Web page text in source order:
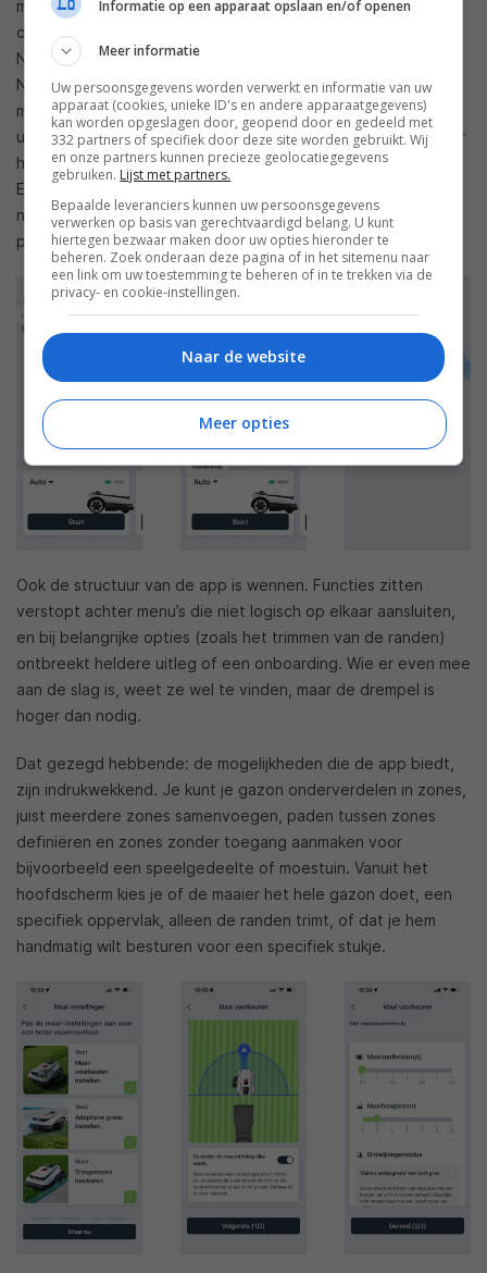
meteen het probleem: het is een drukke, weinig
overzichtelijke app die duidelijk niet primair voor de
Nederlandse markt is ontwikkeld. De vertaling naar het
Nederlands is op zijn best inconsistent en op het slechtste
moment letterlijk onbegrijpelijk. Sommige termen lijken direct
uit het Chinees vertaald en zeggen de gemiddelde gebruiker
helemaal niets. Pas na contact met een productmanager van
Ecovacs werden mij verschillende functies duidelijk – dat zou
niet nodig moeten zijn bij een consumentenproduct in deze
prijsklasse.
Ook de structuur van de app is wennen. Functies zitten
verstopt achter menu’s die niet logisch op elkaar aansluiten,
en bij belangrijke opties (zoals het trimmen van de randen)
ontbreekt heldere uitleg of een onboarding. Wie er even mee
aan de slag is, weet ze wel te vinden, maar de drempel is
hoger dan nodig.
Dat gezegd hebbende: de mogelijkheden die de app biedt,
zijn indrukwekkend. Je kunt je gazon onderverdelen in zones,
juist meerdere zones samenvoegen, paden tussen zones
definiëren en zones zonder toegang aanmaken voor
bijvoorbeeld een speelgedeelte of moestuin. Vanuit het
hoofdscherm kies je of de maaier het hele gazon doet, een
specifiek oppervlak, alleen de randen trimt, of dat je hem
handmatig wilt besturen voor een specifiek stukje.
Informatie op een apparaat opslaan en/of openen
Meer informatie
Uw persoonsgegevens worden verwerkt en informatie van uw
apparaat (cookies, unieke ID's en andere apparaatgegevens)
kan worden opgeslagen door, geopend door en gedeeld met
332 partners of specifiek door deze site worden gebruikt. Wij
en onze partners kunnen precieze geolocatiegegevens
gebruiken. Lijst met partners.
Bepaalde leveranciers kunnen uw persoonsgegevens
verwerken op basis van gerechtvaardigd belang. U kunt
hiertegen bezwaar maken door uw opties hieronder te
beheren. Zoek onderaan deze pagina of in het sitemenu naar
een link om uw toestemming te beheren of in te trekken via de
privacy- en cookie-instellingen.
Naar de website
Meer opties